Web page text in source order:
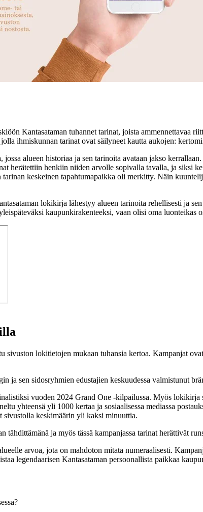
Kantasataman tuhannet tarinat, joista ammennettavaa
ihmiskunnan tarinat ovat säilyneet kautta aukojen:
alueen historiaa ja sen tarinoita avataan jakso
herätettiin henkiin niiden arvolle sopivalla tavalla, ja siksi
keskeinen tapahtumapaikka oli merkitty. Näin
lokikirja lähestyy alueen tarinoita rehellisesti ja
kaupunkirakenteeksi, vaan olisi oma luonteikas
sivuston lokitietojen mukaan tuhansia kertoa. Kampanjat
ja sen sidosryhmien edustajien keskuudessa valmistunut
vuoden 2024 Grand One -kilpailussa. Myös
yhteensä yli 1000 kertaa ja sosiaalisessa mediassa
keskimäärin yli kaksi minuuttia.
tähdittämänä ja myös tässä kampanjassa tarinat herättivät
arvoa, jota on mahdoton mitata numeraalisesti.
legendaarisen Kantasataman persoonallista paikkaa